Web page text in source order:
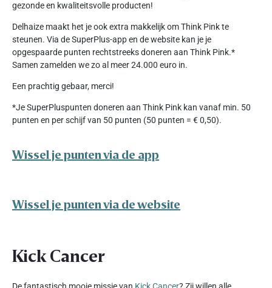
gezonde en kwaliteitsvolle producten!
Delhaize maakt het je ook extra makkelijk om Think Pink te
steunen. Via de SuperPlus-app en de website kan je je
opgespaarde punten rechtstreeks doneren aan Think Pink.*
Samen zamelden we zo al meer 24.000 euro in.
Een prachtig gebaar, merci!
*Je SuperPluspunten doneren aan Think Pink kan vanaf min. 50
punten en per schijf van 50 punten (50 punten = € 0,50).
Wissel je punten via de app
Wissel je punten via de website
Kick Cancer